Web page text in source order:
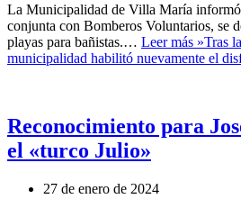
La Municipalidad de Villa María informó
conjunta con Bomberos Voluntarios, se
playas para bañistas.… Leer más »Tras
municipalidad habilitó nuevamente el
Reconocimiento para
el «turco Julio»
27 de enero de 2024